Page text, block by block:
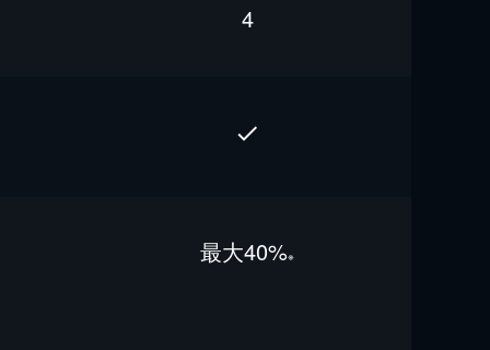
4
最⼤40%※